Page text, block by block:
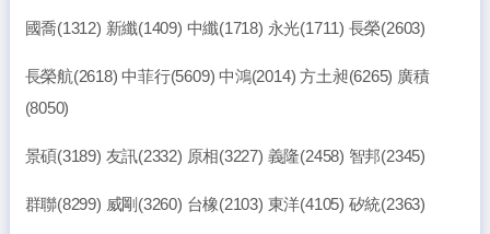
國喬(1312) 新纖(1409) 中纖(1718) 永光(1711) 長榮(2603)
長榮航(2618) 中菲行(5609) 中鴻(2014) 方土昶(6265) 廣積
(8050)
景碩(3189) 友訊(2332) 原相(3227) 義隆(2458) 智邦(2345)
群聯(8299) 威剛(3260) 台橡(2103) 東洋(4105) 矽統(2363)